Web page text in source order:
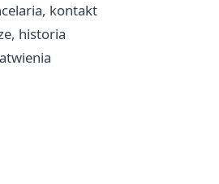
kontakt
historia